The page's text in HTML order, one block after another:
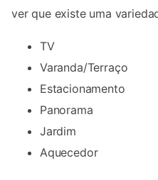
ver que existe uma
TV
Varanda/Terraço
Estacionamento
Panorama
Jardim
Aquecedor